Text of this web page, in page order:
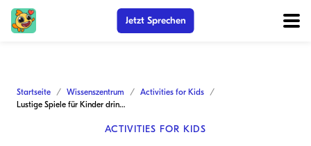
Jetzt Sprechen
Startseite Wissenszentrum
Activities for Kids
Lustige Spiele für Kinder drinnen: Gegen Langeweile & für mehr Können
ACTIVITIES FOR KIDS